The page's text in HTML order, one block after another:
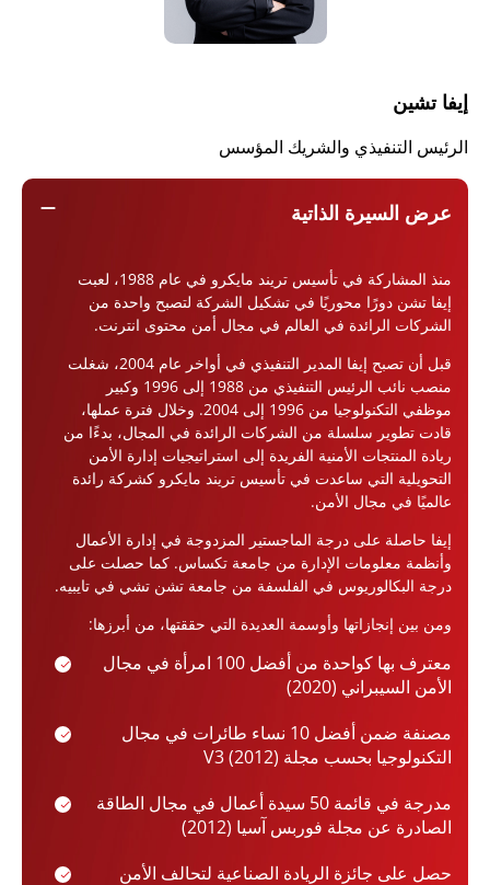
إيفا تشين
الرئيس التنفيذي والشريك المؤسس
عرض السيرة الذاتية remove
منذ المشاركة في تأسيس تريند مايكرو في عام 1988، لعبت
إيفا تشن دورًا محوريًا في تشكيل الشركة لتصبح واحدة من
الشركات الرائدة في العالم في مجال أمن محتوى انترنت.
قبل أن تصبح إيفا المدير التنفيذي في أواخر عام 2004، شغلت
منصب نائب الرئيس التنفيذي من 1988 إلى 1996 وكبير
موظفي التكنولوجيا من 1996 إلى 2004. وخلال فترة عملها،
قادت تطوير سلسلة من الشركات الرائدة في المجال، بدءًا من
ريادة المنتجات الأمنية الفريدة إلى استراتيجيات إدارة الأمن
التحويلية التي ساعدت في تأسيس تريند مايكرو كشركة رائدة
عالميًا في مجال الأمن.
إيفا حاصلة على درجة الماجستير المزدوجة في إدارة الأعمال
وأنظمة معلومات الإدارة من جامعة تكساس. كما حصلت على
درجة البكالوريوس في الفلسفة من جامعة تشن تشي في تايبيه.
ومن بين إنجازاتها وأوسمة العديدة التي حققتها، من أبرزها:
معترف بها كواحدة من أفضل 100 امرأة في مجال
الأمن السيبراني (2020)
مصنفة ضمن أفضل 10 نساء طائرات في مجال
التكنولوجيا بحسب مجلة V3 (2012)
مدرجة في قائمة 50 سيدة أعمال في مجال الطاقة
الصادرة عن مجلة فوربس آسيا (2012)
حصل على جائزة الريادة الصناعية لتحالف الأمن